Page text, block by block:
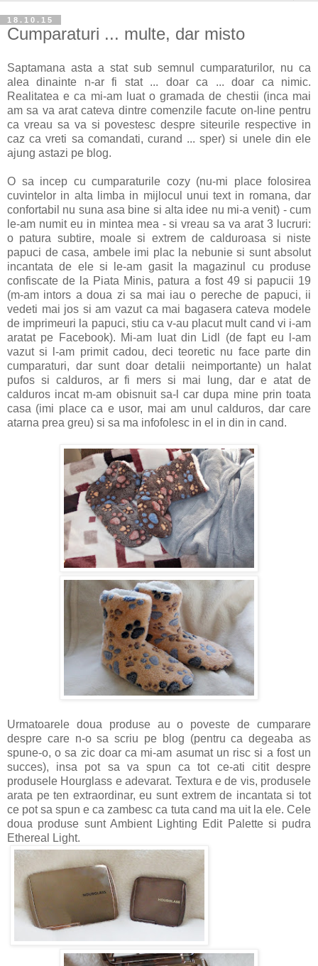
18.10.15
Cumparaturi ... multe, dar misto
Saptamana asta a stat sub semnul cumparaturilor, nu ca
alea dinainte n-ar fi stat ... doar ca ... doar ca nimic.
Realitatea e ca mi-am luat o gramada de chestii (inca mai
am sa va arat cateva dintre comenzile facute on-line pentru
ca vreau sa va si povestesc despre siteurile respective in
caz ca vreti sa comandati, curand ... sper) si unele din ele
ajung astazi pe blog.
O sa incep cu cumparaturile cozy (nu-mi place folosirea
cuvintelor in alta limba in mijlocul unui text in romana, dar
confortabil nu suna asa bine si alta idee nu mi-a venit) - cum
le-am numit eu in mintea mea - si vreau sa va arat 3 lucruri:
o patura subtire, moale si extrem de calduroasa si niste
papuci de casa, ambele imi plac la nebunie si sunt absolut
incantata de ele si le-am gasit la magazinul cu produse
confiscate de la Piata Minis, patura a fost 49 si papucii 19
(m-am intors a doua zi sa mai iau o pereche de papuci, ii
vedeti mai jos si am vazut ca mai bagasera cateva modele
de imprimeuri la papuci, stiu ca v-au placut mult cand vi i-am
aratat pe Facebook). Mi-am luat din Lidl (de fapt eu l-am
vazut si l-am primit cadou, deci teoretic nu face parte din
cumparaturi, dar sunt doar detalii neimportante) un halat
pufos si calduros, ar fi mers si mai lung, dar e atat de
calduros incat m-am obisnuit sa-l car dupa mine prin toata
casa (imi place ca e usor, mai am unul calduros, dar care
atarna prea greu) si sa ma infofolesc in el in din in cand.
Urmatoarele doua produse au o poveste de cumparare
despre care n-o sa scriu pe blog (pentru ca degeaba as
spune-o, o sa zic doar ca mi-am asumat un risc si a fost un
succes), insa pot sa va spun ca tot ce-ati citit despre
produsele Hourglass e adevarat. Textura e de vis, produsele
arata pe ten extraordinar, eu sunt extrem de incantata si tot
ce pot sa spun e ca zambesc ca tuta cand ma uit la ele. Cele
doua produse sunt Ambient Lighting Edit Palette si pudra
Ethereal Light.